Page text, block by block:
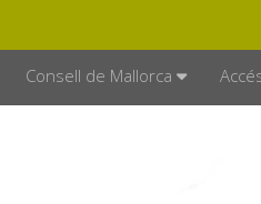
Consell de Mallorca